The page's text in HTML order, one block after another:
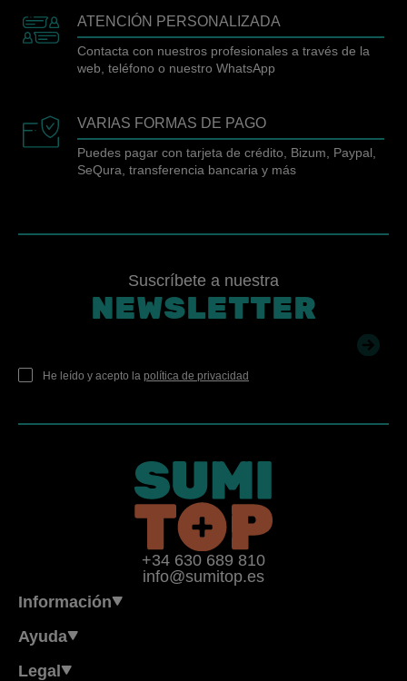
ATENCIÓN PERSONALIZADA
Contacta con nuestros profesionales a través de la
web, teléfono o nuestro WhatsApp
VARIAS FORMAS DE PAGO
Puedes pagar con tarjeta de crédito, Bizum, Paypal,
SeQura, transferencia bancaria y más
Suscríbete a nuestra
NEWSLETTER
He leído y acepto la política de privacidad
+34 630 689 810
info@sumitop.es
Información
Ayuda
Legal